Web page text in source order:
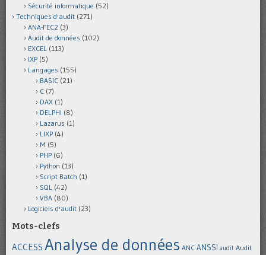
Sécurité informatique (52)
Techniques d'audit (271)
ANA-FEC2 (3)
Audit de données (102)
EXCEL (113)
IXP (5)
Langages (155)
BASIC (21)
C (7)
DAX (1)
DELPHI (8)
Lazarus (1)
LIXP (4)
M (5)
PHP (6)
Python (13)
Script Batch (1)
SQL (42)
VBA (80)
Logiciels d'audit (23)
Mots-clefs
ACCESS Analyse de données ANC ANSSI audit Audit